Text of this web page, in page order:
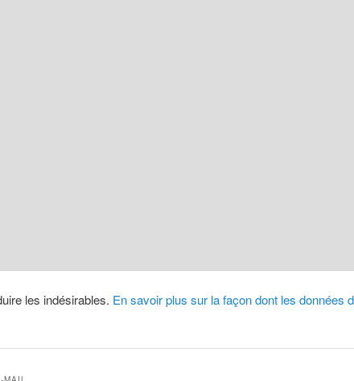
les indésirables. En savoir plus sur la façon dont les données